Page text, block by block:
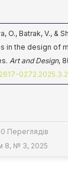
O., Batrak, V., &
in the design of
Art and Design,
0272.2025.3.2
Переглядів
8, № 3, 2025